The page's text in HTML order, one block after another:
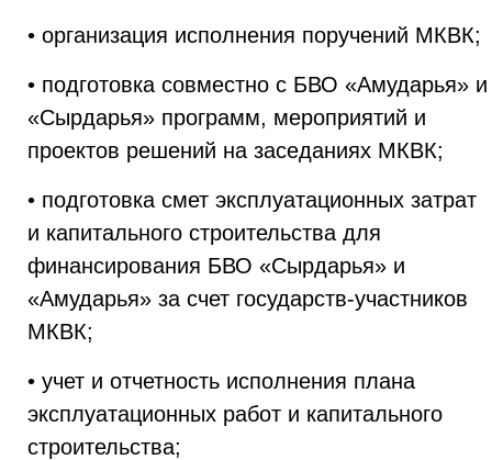
• организация исполнения поручений МКВК;
• подготовка совместно с БВО «Амударья» и
«Сырдарья» программ, мероприятий и
проектов решений на заседаниях МКВК;
• подготовка смет эксплуатационных затрат
и капитального строительства для
финансирования БВО «Сырдарья» и
«Амударья» за счет государств-участников
МКВК;
• учет и отчетность исполнения плана
эксплуатационных работ и капитального
строительства;